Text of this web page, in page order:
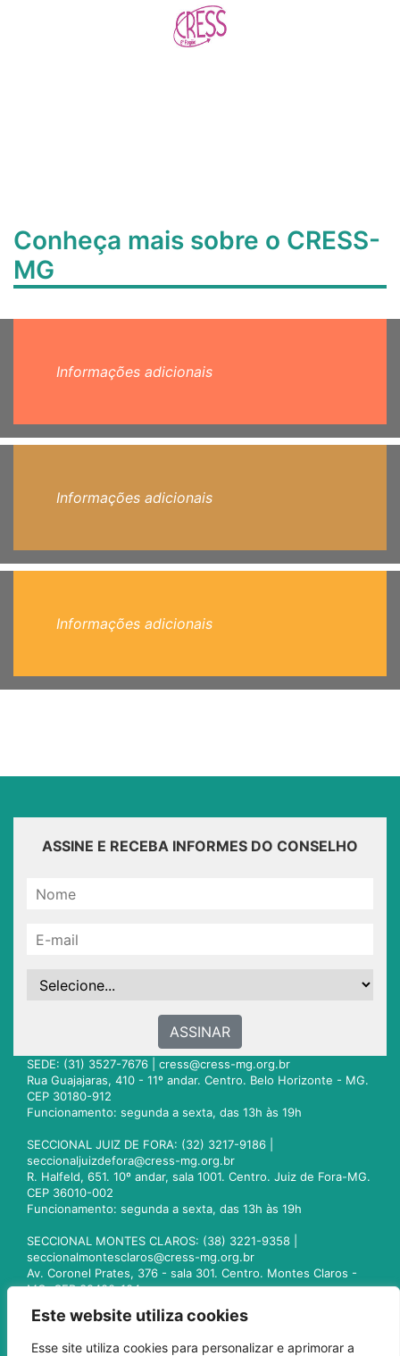
Este website utiliza cookies
Esse site utiliza cookies para personalizar e aprimorar a
Conheça mais sobre o CRESS-
MG
Informações adicionais
Informações adicionais
Informações adicionais
ASSINE E RECEBA INFORMES DO CONSELHO
ASSINAR
SEDE: (31) 3527-7676 | cress@cress-mg.org.br
Rua Guajajaras, 410 - 11º andar. Centro. Belo Horizonte - MG.
CEP 30180-912
Funcionamento: segunda a sexta, das 13h às 19h
SECCIONAL JUIZ DE FORA: (32) 3217-9186 |
seccionaljuizdefora@cress-mg.org.br
R. Halfeld, 651. 10º andar, sala 1001. Centro. Juiz de Fora-MG.
CEP 36010-002
Funcionamento: segunda a sexta, das 13h às 19h
SECCIONAL MONTES CLAROS: (38) 3221-9358 |
seccionalmontesclaros@cress-mg.org.br
Av. Coronel Prates, 376 - sala 301. Centro. Montes Claros -
MG. CEP 39400-104